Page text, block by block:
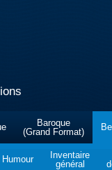
Baroque
(Grand Format)
Humour
Inventaire
général